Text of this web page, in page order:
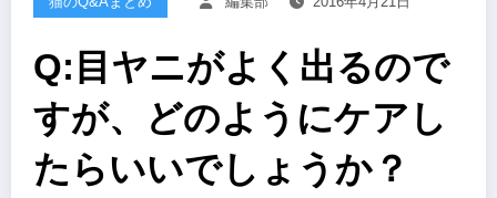
Q:目ヤニがよく出るので
すが、どのようにケアし
たらいいでしょうか？